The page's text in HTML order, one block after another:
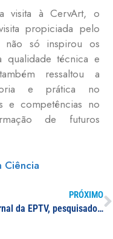
visita à CervArt, o
propiciada pelo
não só inspirou os
qualidade técnica e
ressaltou a
e prática no
e competências no
de futuros
Ciência
PRÓXIMO
No jornal da EPTV, pesquisadores da UNIFAL-MG esclarecem processo de produção de cerveja de marolo